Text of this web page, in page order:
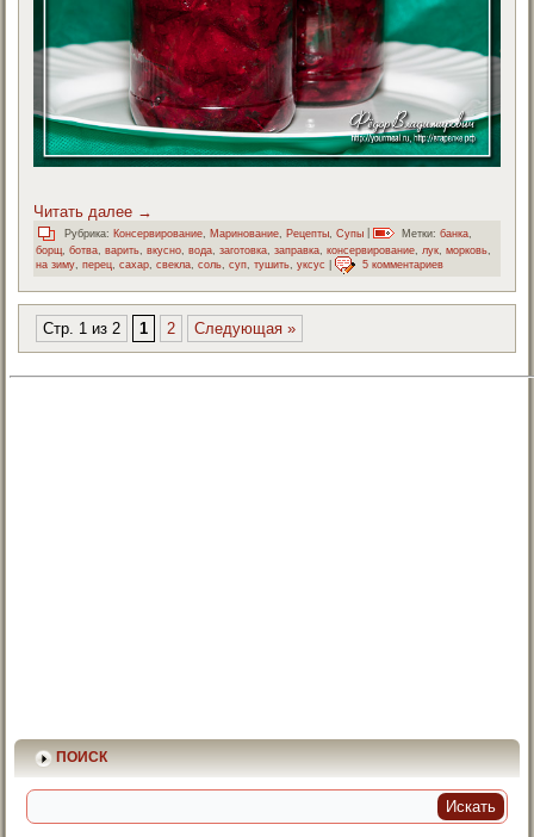
Читать далее →
Рубрика: Консервирование Маринование Рецепты ,Супы Метки: банка
борщ,ботва,варить,вкусно,вода,заготовка,заправка,консервирование,лук,морковь,
на зиму,перец,сахар,свекла,соль,суп,тушить,уксус | 5 комментариев
Стр. 1 из 2 1 2 Следующая »
ПОИСК